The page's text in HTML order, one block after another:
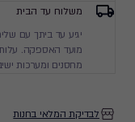
משלוח עד הבית
מועד האספקה.
מחסנים ומערכות
לבדיקת המלאי בחנות